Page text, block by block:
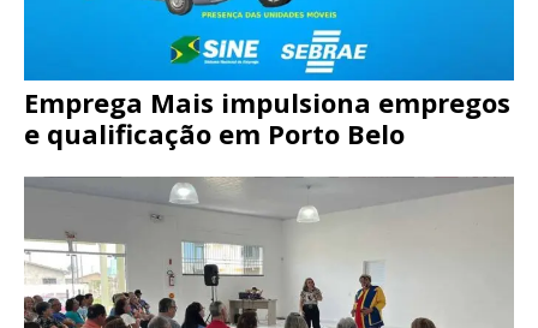
Emprega Mais impulsiona empregos
e qualificação em Porto Belo